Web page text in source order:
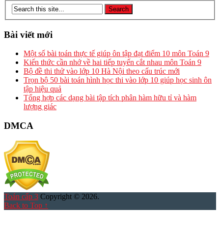
Bài viết mới
Một số bài toán thực tế giúp ôn tập đạt điểm 10 môn Toán 9
Kiến thức cần nhớ về hai tiếp tuyến cắt nhau môn Toán 9
Bộ đề thi thử vào lớp 10 Hà Nội theo cấu trúc mới
Trọn bộ 50 bài toán hình học thi vào lớp 10 giúp học sinh ôn
tập hiệu quả
Tổng hợp các dạng bài tập tích phân hàm hữu tỉ và hàm
lượng giác
DMCA
Toán cấp 3 Copyright © 2026.
Back to Top ↑